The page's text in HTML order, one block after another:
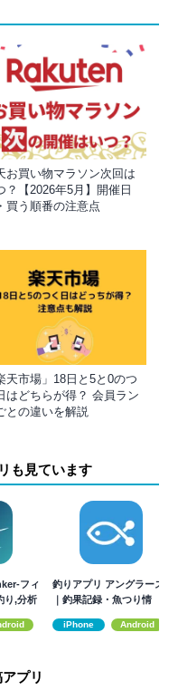
お買い物マラソン次回は
？【2026年5月】開催日
買う順番の注意点
天市場」18日と5と0のつ
はどちらが得？ 会員ラン
との違いを解説
も見ています
フィ
り,分析
釣りアプリ アングラーズ
｜釣果記録・魚つり情
iPhone Android
プリ